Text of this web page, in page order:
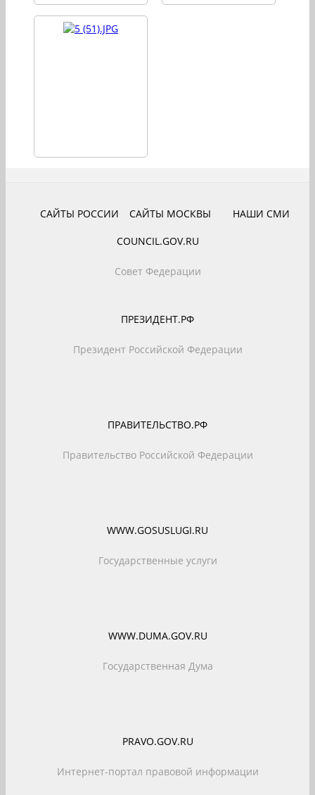
САЙТЫ РОССИИ САЙТЫ МОСКВЫ НАШИ СМИ
COUNCIL.GOV.RU
Совет Федерации
ПРЕЗИДЕНТ.РФ
Президент Российской Федерации
ПРАВИТЕЛЬСТВО.РФ
Правительство Российской Федерации
WWW.GOSUSLUGI.RU
Государственные услуги
WWW.DUMA.GOV.RU
Государственная Дума
PRAVO.GOV.RU
Интернет-портал правовой информации